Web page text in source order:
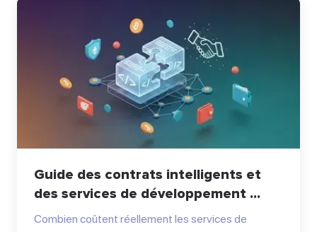
Guide des contrats intelligents et
des services de développement ...
Combien coûtent réellement les services de